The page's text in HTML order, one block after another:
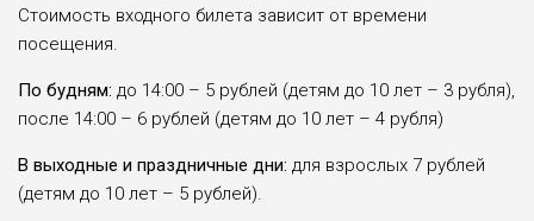
Стоимость входного билета зависит от времени
посещения.
По будням: до 14:00 – 5 рублей (детям до 10 лет – 3 рубля),
после 14:00 ­– 6 рублей (детям до 10 лет – 4 рубля)
В выходные и праздничные дни: для взрослых 7 рублей
(детям до 10 лет – 5 рублей).